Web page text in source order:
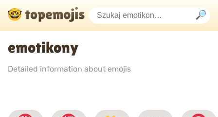
emotikony
Detailed information about emojis